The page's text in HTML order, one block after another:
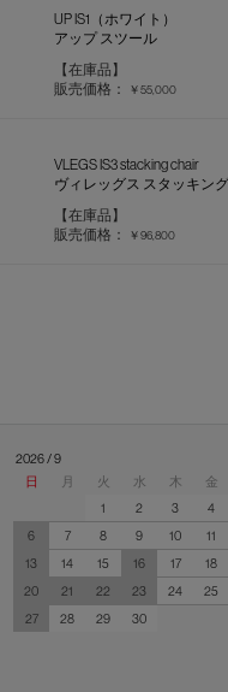
UP IS1（ホワイト）
アップ スツール
【在庫品】
販売価格：
￥55,000
VLEGS IS3 stacking chair
ヴィレッグス スタッキン
【在庫品】
販売価格：
￥96,800
2026 / 9
日
月 火 水 木 金
1
2 3 4
6
7 8 9 10 11
13
14 15 16 17 18
20
21 22 23 24 25
27
28 29 30